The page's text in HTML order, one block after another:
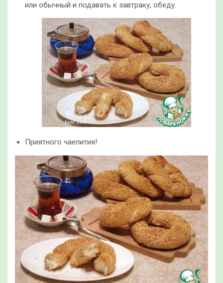
или обычный и подавать к завтраку, обеду.
Приятного чаепития!